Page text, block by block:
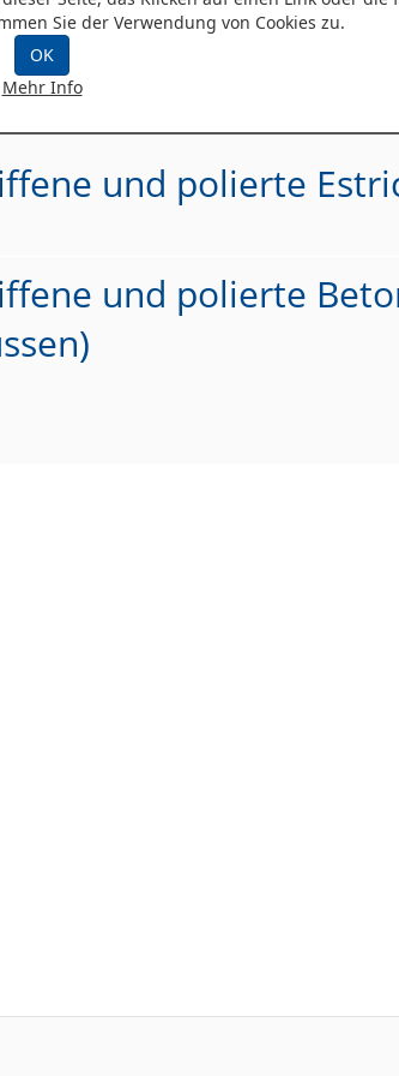
Sie der Verwendung von Cookies zu.
OK
Mehr Infosichtestrich und
und polierte
und polierte